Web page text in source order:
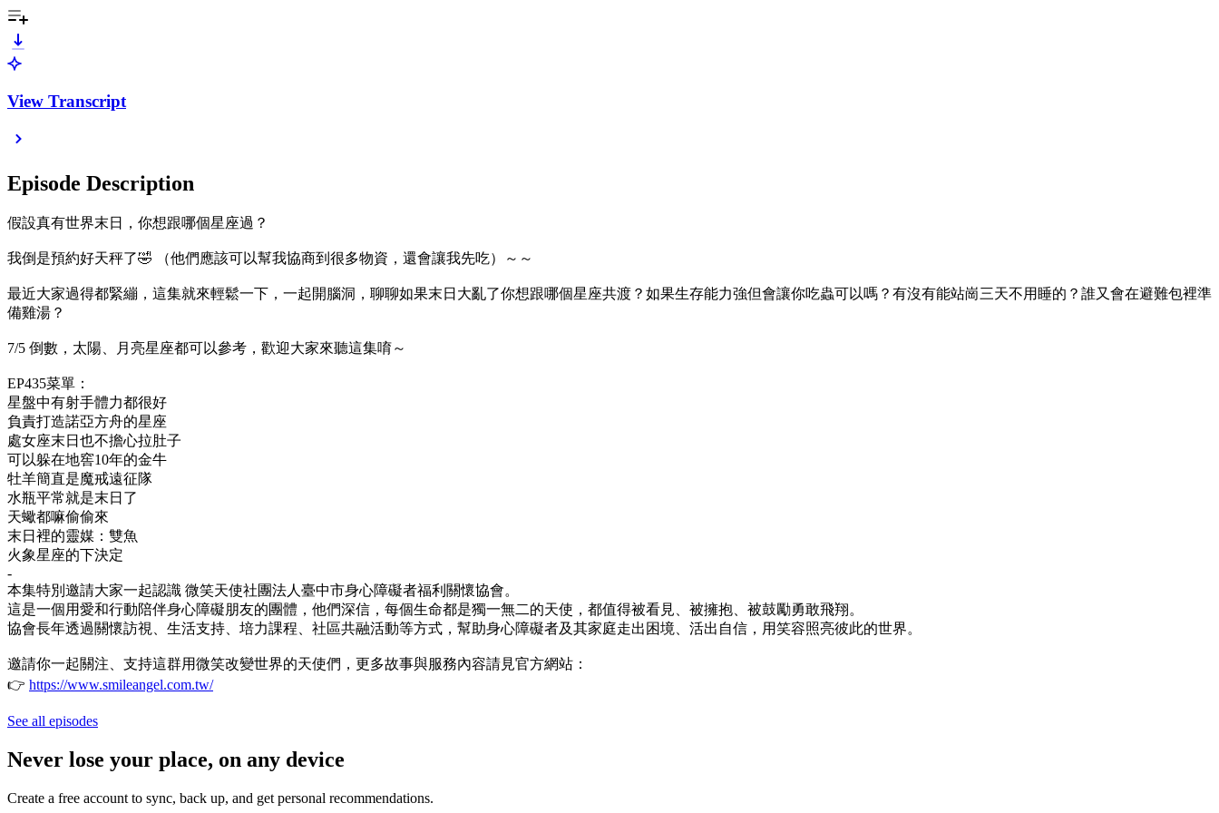
View Transcript
Episode Description
假設真有世界末日，你想跟哪個星座過？
我倒是預約好天秤了🤣 （他們應該可以幫我協商到很多物資，還會讓我先吃）～～
最近大家過得都緊繃，這集就來輕鬆一下，一起開腦洞，聊聊如果末日大亂了你想跟哪個星座共渡？如果生存能力強但會讓你吃蟲可以嗎？有沒有能站崗三天不用睡的？誰又會在避難包裡準
備雞湯？
7/5 倒數，太陽、月亮星座都可以參考，歡迎大家來聽這集唷～
EP435菜單：
星盤中有射手體力都很好
負責打造諾亞方舟的星座
處女座末日也不擔心拉肚子
可以躲在地窖10年的金牛
牡羊簡直是魔戒遠征隊
水瓶平常就是末日了
天蠍都嘛偷偷來
末日裡的靈媒：雙魚
火象星座的下決定
-
本集特別邀請大家一起認識 微笑天使社團法人臺中市身心障礙者福利關懷協會。
這是一個用愛和行動陪伴身心障礙朋友的團體，他們深信，每個生命都是獨一無二的天使，都值得被看見、被擁抱、被鼓勵勇敢飛翔。
協會長年透過關懷訪視、生活支持、培力課程、社區共融活動等方式，幫助身心障礙者及其家庭走出困境、活出自信，用笑容照亮彼此的世界。
邀請你一起關注、支持這群用微笑改變世界的天使們，更多故事與服務內容請見官方網站：
👉 https://www.smileangel.com.tw/
See all episodes
Never lose your place, on any device
Create a free account to sync, back up, and get personal recommendations.